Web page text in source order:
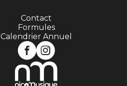
Contact
Formules
Calendrier Annuel